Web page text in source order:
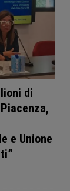
di
e Unione